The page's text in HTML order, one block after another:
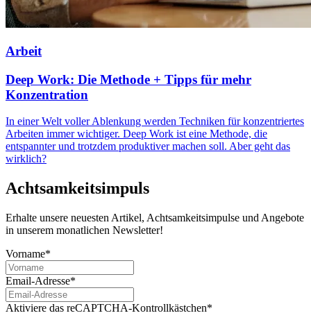
Arbeit
Deep Work: Die Methode + Tipps für mehr
Konzentration
In einer Welt voller Ablenkung werden Techniken für konzentriertes
Arbeiten immer wichtiger. Deep Work ist eine Methode, die
entspannter und trotzdem produktiver machen soll. Aber geht das
wirklich?
Achtsamkeitsimpuls
Erhalte unsere neuesten Artikel, Achtsamkeitsimpulse und Angebote
in unserem monatlichen Newsletter!
Vorname*
Email-Adresse*
Aktiviere das reCAPTCHA-Kontrollkästchen*